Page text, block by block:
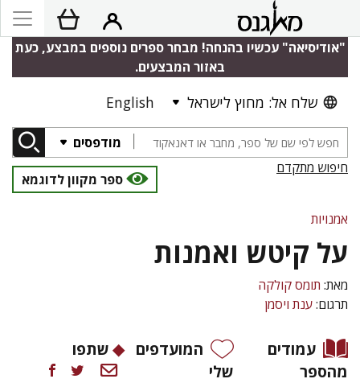
"אודיסיאה" עכשיו בהנחה! מבחר ספרים נוספים במבצע, כעת
באזור המבצעים.
שלח אל: מחוץ לישראל English
מודפסים
חיפוש מתקדם
ספר מקוון לדוגמא
אמנויות
על קיטש ואמנות
מאת: תומס קולקה
תרגום:ענת ויסמן
עמודים
מהספר
המועדפים
שלי
שתפו